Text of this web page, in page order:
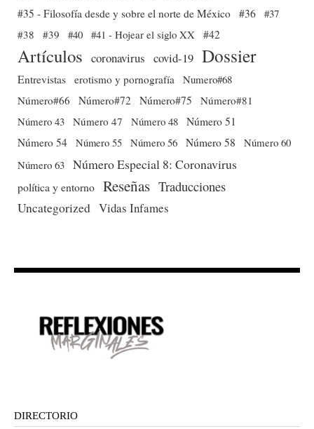
#35 - Filosofía desde y sobre el norte de México #36 #37
#38
#39 #40 #41 - Hojear el siglo XX #42
Artículos coronavirus covid-19 Dossier
Entrevistas erotismo y pornografía
Numero#68
Número#66
Número#72 Número#75
Número#81
Número 43 Número 47 Número 48 Número 51
Número 54 Número 55 Número 56 Número 58
Número 60
Número 63 Número Especial 8: Coronavirus
política y entorno Reseñas Traducciones
Uncategorized Vidas Infames
DIRECTORIO